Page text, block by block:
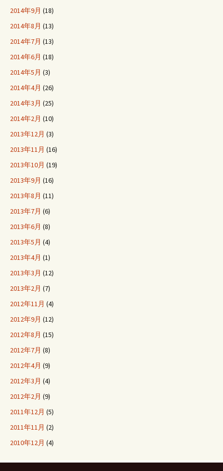
2014年9月 (18)
2014年8月 (13)
2014年7月 (13)
2014年6月 (18)
2014年5月 (3)
2014年4月 (26)
2014年3月 (25)
2014年2月 (10)
2013年12月 (3)
2013年11月 (16)
2013年10月 (19)
2013年9月 (16)
2013年8月 (11)
2013年7月 (6)
2013年6月 (8)
2013年5月 (4)
2013年4月 (1)
2013年3月 (12)
2013年2月 (7)
2012年11月 (4)
2012年9月 (12)
2012年8月 (15)
2012年7月 (8)
2012年4月 (9)
2012年3月 (4)
2012年2月 (9)
2011年12月 (5)
2011年11月 (2)
2010年12月 (4)